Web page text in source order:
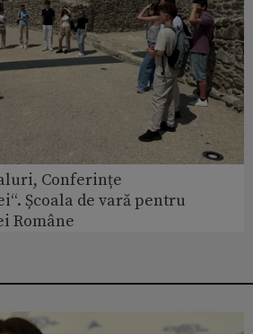
Conferințe
Școala de vară pentru
Române